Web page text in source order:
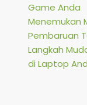
Game Anda
Menemukan
Pembaruan
Langkah
di Laptop